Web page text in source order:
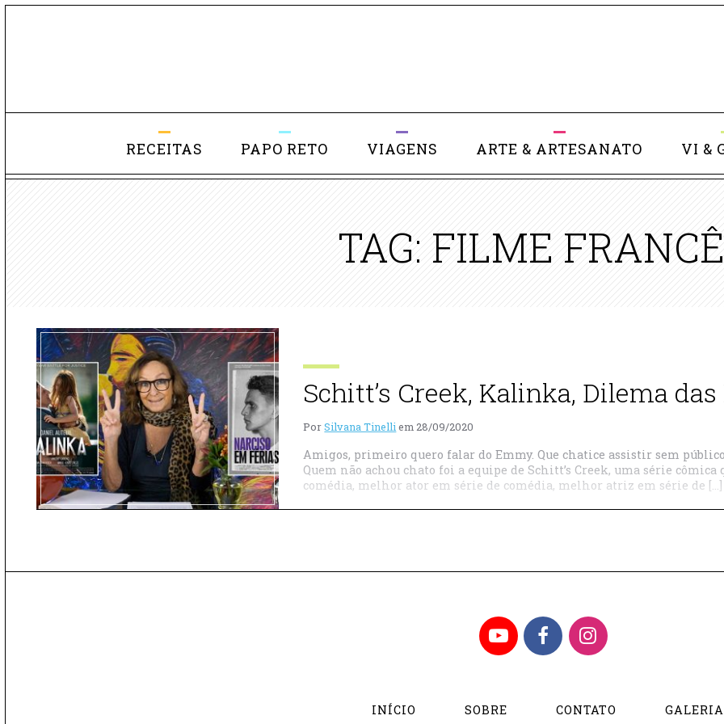
RECEITAS PAPO RETO VIAGENS ARTE & ARTESANATO VI &
TAG: FILME
Schitt’s Creek, Kalinka, Dilema
PorSilvana Tinelli em 28/09/2020
Amigos, primeiro quero falar do Emmy. Que chatice assistir sem
Quem não achou chato foi a equipe de Schitt’s Creek, uma série
comédia, melhor ator em série de comédia, melhor atriz em série de […]
YouTubeFacebookInstagram
INÍCIO SOBRE CONTATO GALERIA